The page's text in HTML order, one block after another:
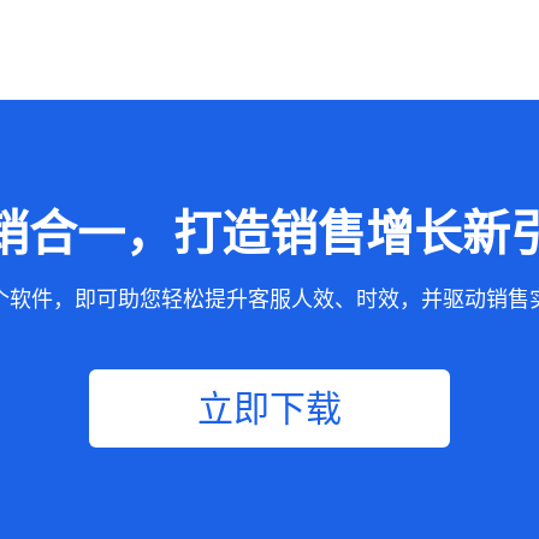
合一，打造销售增长新
软件，即可助您轻松提升客服人效、时效，并驱动销售
立即下载